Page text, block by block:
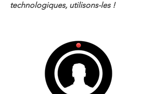
technologiques, utilisons-les !